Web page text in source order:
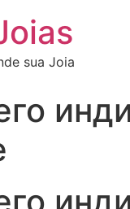
sua Joia